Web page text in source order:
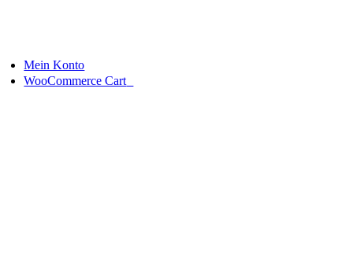
Mein Konto
WooCommerce Cart0